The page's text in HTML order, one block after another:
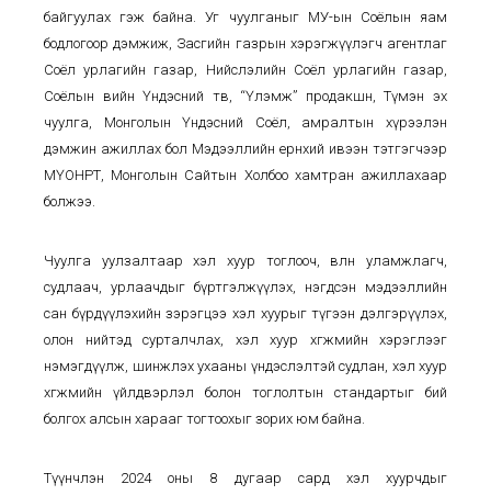
байгуулах гэж байна. Уг чуулганыг МУ-ын Соёлын яам
бодлогоор дэмжиж, Засгийн газрын хэрэгжүүлэгч агентлаг
Соёл урлагийн газар, Нийслэлийн Соёл урлагийн газар,
Соёлын өвийн Үндэсний төв, “Үлэмж” продакшн, Түмэн эх
чуулга, Монголын Үндэсний Соёл, амралтын хүрээлэн
дэмжин ажиллах бол Мэдээллийн ерөнхий ивээн тэтгэгчээр
МҮОНРТ, Монголын Сайтын Холбоо хамтран ажиллахаар
болжээ.
Чуулга уулзалтаар хэл хуур тоглооч, өвлөн уламжлагч,
судлаач, урлаачдыг бүртгэлжүүлэх, нэгдсэн мэдээллийн
сан бүрдүүлэхийн зэрэгцээ хэл хуурыг түгээн дэлгэрүүлэх,
олон нийтэд сурталчлах, хэл хуур хөгжмийн хэрэглээг
нэмэгдүүлж, шинжлэх ухааны үндэслэлтэй судлан, хэл хуур
хөгжмийн үйлдвэрлэл болон тоглолтын стандартыг бий
болгох алсын харааг тогтоохыг зорих юм байна.
Түүнчлэн 2024 оны 8 дугаар сард хэл хуурчдыг